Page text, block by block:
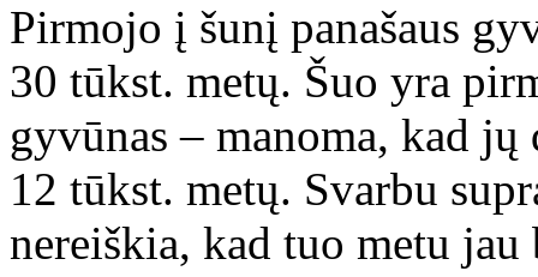
Pirmojo į šunį panašaus
30 tūkst. metų. Šuo yra
gyvūnas – manoma, kad
12 tūkst. metų. Svarbu
nereiškia, kad tuo metu